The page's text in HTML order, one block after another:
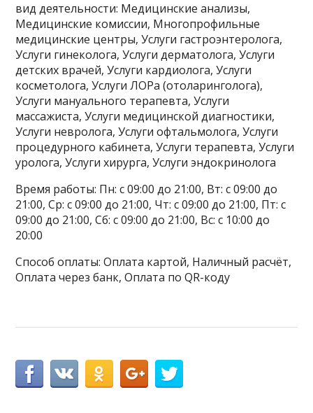
вид деятельности: Медицинские анализы,
Медицинские комиссии, Многопрофильные
медицинские центры, Услуги гастроэнтеролога,
Услуги гинеколога, Услуги дерматолога, Услуги
детских врачей, Услуги кардиолога, Услуги
косметолога, Услуги ЛОРа (отоларинголога),
Услуги мануального терапевта, Услуги
массажиста, Услуги медицинской диагностики,
Услуги невролога, Услуги офтальмолога, Услуги
процедурного кабинета, Услуги терапевта, Услуги
уролога, Услуги хирурга, Услуги эндокринолога
Время работы: Пн: с 09:00 до 21:00, Вт: с 09:00 до
21:00, Ср: с 09:00 до 21:00, Чт: с 09:00 до 21:00, Пт: с
09:00 до 21:00, Сб: с 09:00 до 21:00, Вс: с 10:00 до
20:00
Способ оплаты: Оплата картой, Наличный расчёт,
Оплата через банк, Оплата по QR-коду